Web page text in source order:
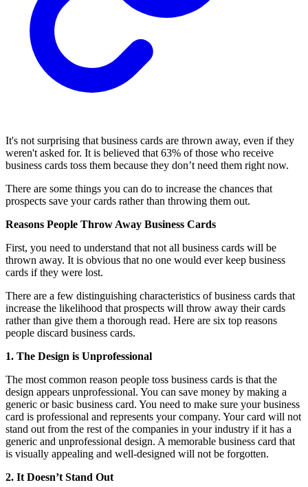
It's not surprising that business cards are thrown away, even if they
weren't asked for. It is believed that 63% of those who receive
business cards toss them because they don’t need them right now.
There are some things you can do to increase the chances that
prospects save your cards rather than throwing them out.
Reasons People Throw Away Business Cards
First, you need to understand that not all business cards will be
thrown away. It is obvious that no one would ever keep business
cards if they were lost.
There are a few distinguishing characteristics of business cards that
increase the likelihood that prospects will throw away their cards
rather than give them a thorough read. Here are six top reasons
people discard business cards.
1. The Design is Unprofessional
The most common reason people toss business cards is that the
design appears unprofessional. You can save money by making a
generic or basic business card. You need to make sure your business
card is professional and represents your company. Your card will not
stand out from the rest of the companies in your industry if it has a
generic and unprofessional design. A memorable business card that
is visually appealing and well-designed will not be forgotten.
2. It Doesn’t Stand Out